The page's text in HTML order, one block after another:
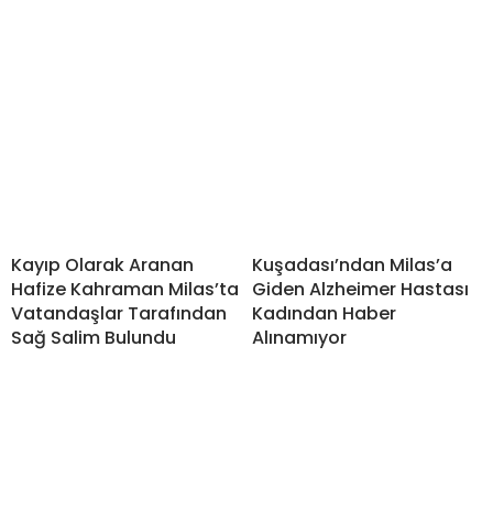
Kayıp Olarak Aranan
Hafize Kahraman Milas’ta
Vatandaşlar Tarafından
Sağ Salim Bulundu
Kuşadası’ndan Milas’a
Giden Alzheimer Hastası
Kadından Haber
Alınamıyor